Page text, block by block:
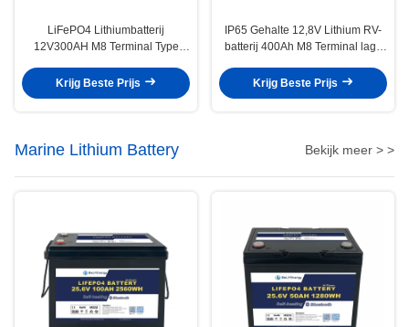
LiFePO4 Lithiumbatterij
12V300AH M8 Terminal Type
Overspanningsbescherming
Krijg Beste Prijs
IP65 Gehalte 12,8V Lithium RV-
batterij 400Ah M8 Terminal lage
Krijg Beste Prijs
Marine Lithium Battery Bekijk meer > >